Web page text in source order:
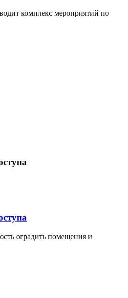
комплекс мероприятий по
оградить помещения и